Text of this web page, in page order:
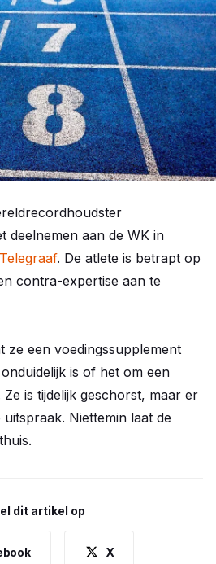
deelnemen aan de WK in
. De atlete is betrapt op
contra-expertise aan te
ze een voedingssupplement
is of het om een
is tijdelijk geschorst, maar er
Niettemin laat de
dit artikel op
X